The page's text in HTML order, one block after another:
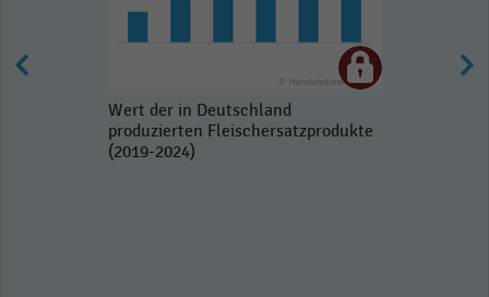
Wert der in Deutschland
produzierten Fleischersatzprodukte
(2019-2024)